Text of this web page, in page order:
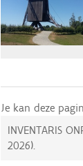
Je kan deze
INVENTARIS
2026).